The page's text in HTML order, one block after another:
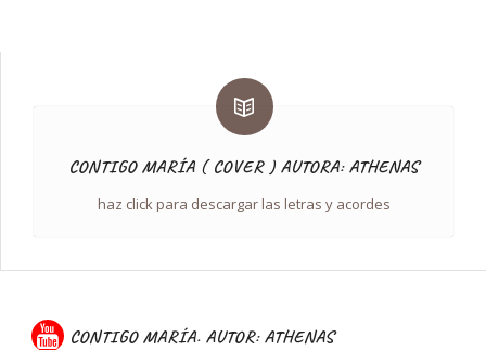
CONTIGO MARÍA ( COVER ) AUTORA: ATHENAS
haz click para descargar las letras y acordes
CONTIGO MARÍA. AUTOR: ATHENAS